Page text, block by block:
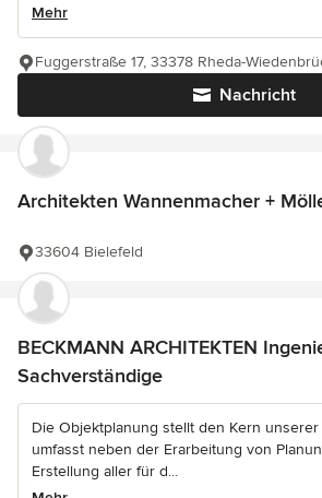
Mehr
Nachricht
Fuggerstraße 17, 33378 Rheda-
Architekten Wannenmacher +
33604 Bielefeld
BECKMANN ARCHITEKTEN
Sachverständige
Die Objektplanung stellt den Kern unserer
umfasst neben der Erarbeitung von
Erstellung aller für d...